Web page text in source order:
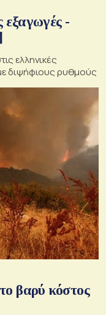
εξαγωγές -
ελληνικές
διψήφιους ρυθμούς
βαρύ κόστος